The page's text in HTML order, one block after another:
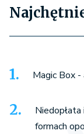
Magic Box
formach